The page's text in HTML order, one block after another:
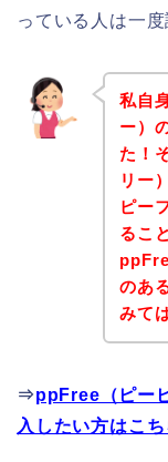
っている人は一
私自
ー）
た！
リー
ピー
るこ
のあ
みて
⇒ppFree（ピー
入したい方はこち